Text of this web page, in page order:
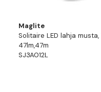
Maglite
Solitaire LED lahja
47lm,47m
SJ3A012L